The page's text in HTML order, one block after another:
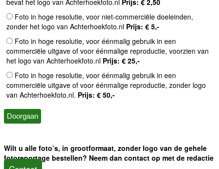
bevat het logo van Achterhoekfoto.nl Prijs: € 2,50
Foto in hoge resolutie, voor niet-commerciële doeleinden,
zonder het logo van Achterhoekfoto.nl Prijs: € 5,-
Foto in hoge resolutie, voor éénmalig gebruik in een
commerciële uitgave of voor éénmalige reproductie, voorzien van
het logo van Achterhoekfoto.nl Prijs: € 25,-
Foto in hoge resolutie, voor éénmalig gebruik in een
commerciële uitgave of voor éénmalige reproductie, zonder logo
van Achterhoekfoto.nl. Prijs: € 50,-
Wilt u alle foto’s, in grootformaat, zonder logo van de gehele
fotoreportage bestellen? Neem dan contact op met de redactie